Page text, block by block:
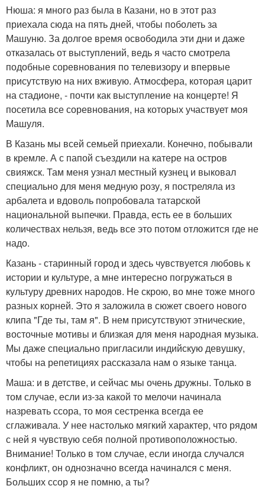
Нюша: я много раз была в Казани, но в этот раз
приехала сюда на пять дней, чтобы поболеть за
Машуню. За долгое время освободила эти дни и даже
отказалась от выступлений, ведь я часто смотрела
подобные соревнования по телевизору и впервые
присутствую на них вживую. Атмосфера, которая царит
на стадионе, - почти как выступление на концерте! Я
посетила все соревнования, на которых участвует моя
Машуля.
В Казань мы всей семьей приехали. Конечно, побывали
в кремле. А с папой съездили на катере на остров
свияжск. Там меня узнал местный кузнец и выковал
специально для меня медную розу, я постреляла из
арбалета и вдоволь попробовала татарской
национальной выпечки. Правда, есть ее в больших
количествах нельзя, ведь все это потом отложится где не
надо.
Казань - старинный город и здесь чувствуется любовь к
истории и культуре, а мне интересно погружаться в
культуру древних народов. Не скрою, во мне тоже много
разных корней. Это я заложила в сюжет своего нового
клипа "Где ты, там я". В нем присутствуют этнические,
восточные мотивы и близкая для меня народная музыка.
Мы даже специально пригласили индийскую девушку,
чтобы на репетициях рассказала нам о языке танца.
Маша: и в детстве, и сейчас мы очень дружны. Только в
том случае, если из-за какой то мелочи начинала
назревать ссора, то моя сестренка всегда ее
сглаживала. У нее настолько мягкий характер, что рядом
с ней я чувствую себя полной противоположностью.
Внимание! Только в том случае, если иногда случался
конфликт, он однозначно всегда начинался с меня.
Больших ссор я не помню, а ты?